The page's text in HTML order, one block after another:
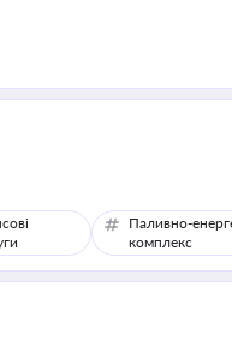
Паливно-
комплекс